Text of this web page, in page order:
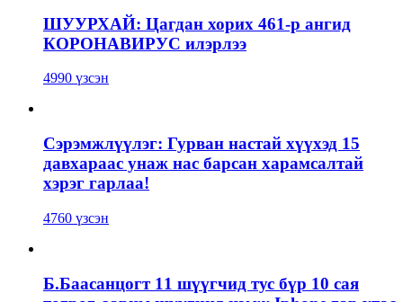
ШУУРХАЙ: Цагдан хорих 461-р ангид
КОРОНАВИРУС илэрлээ
4990 үзсэн
Сэрэмжлүүлэг: Гурван настай хүүхэд 15
давхараас унаж нас барсан харамсалтай
хэрэг гарлаа!
4760 үзсэн
Б.Баасанцогт 11 шүүгчид тус бүр 10 сая